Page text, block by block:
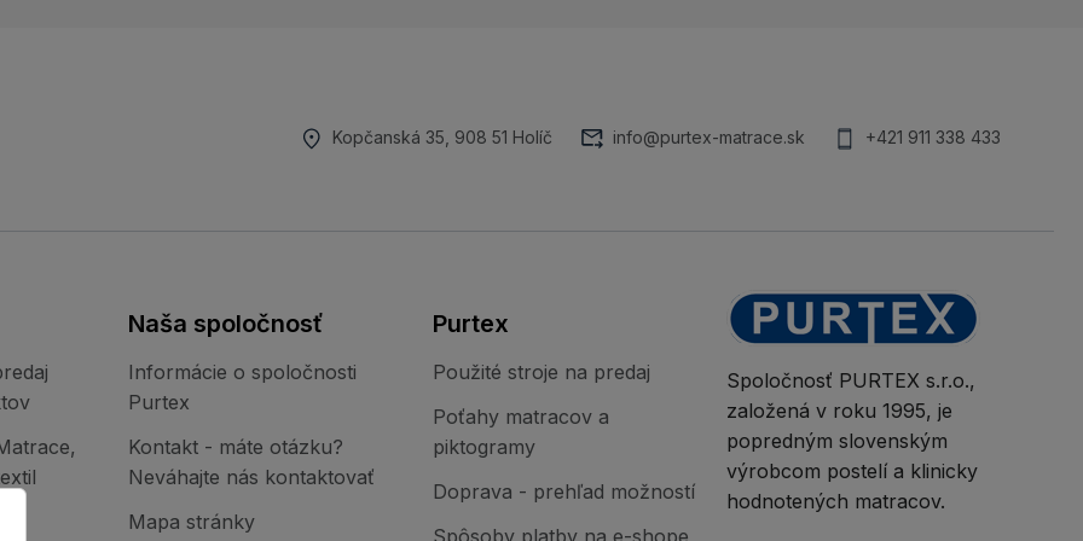
Kopčanská 35, 908 51 Holíč info@purtex-matrace.sk +421 911 338 433
Naša spoločnosť
Informácie o spoločnosti
Purtex
Kontakt - máte otázku?
Neváhajte nás kontaktovať
Mapa stránky
Purtex
Použité stroje na predaj
Poťahy matracov a
piktogramy
Doprava - prehľad možností
Spôsoby platby na e-shope
Spoločnosť PURTEX s.r.o.,
založená v roku 1995, je
popredným slovenským
výrobcom postelí a klinicky
hodnotených matracov.